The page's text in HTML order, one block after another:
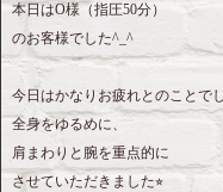
本日はO様（指圧50分）
のお客様でした^_^
今日はかなりお疲れとのことで
全身をゆるめに、
肩まわりと腕を重点的に
させていただきました⭐︎